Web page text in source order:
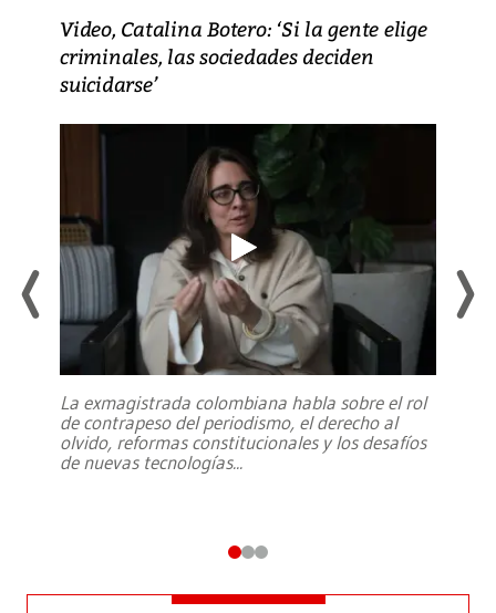
Video, Catalina Botero: ‘Si la gente elige
criminales, las sociedades deciden
suicidarse’
La exmagistrada colombiana habla sobre el rol
de contrapeso del periodismo, el derecho al
olvido, reformas constitucionales y los desafíos
de nuevas tecnologías...